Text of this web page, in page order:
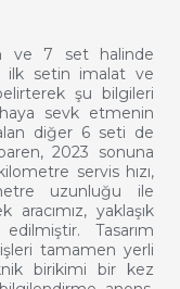
ve 7 set halinde
ilk setin imalat ve
şu bilgileri
sevk etmenin
diğer 6 seti de
2023 sonuna
servis hızı,
uzunluğu ile
yaklaşık
Tasarım
tamamen yerli
birikimi bir kez